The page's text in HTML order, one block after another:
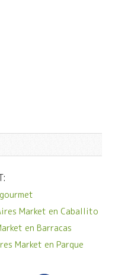
Market en Caballito
en Barracas
Market en Parque